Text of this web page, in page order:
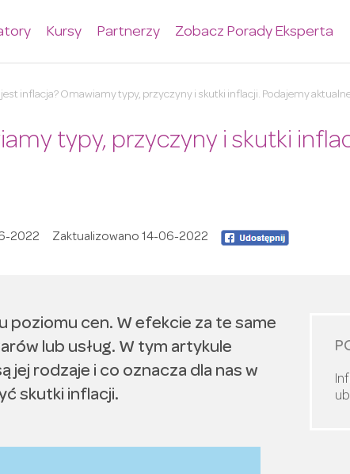
Kursy Partnerzy Zobacz Porady Eksperta
inflacja? Omawiamy typy, przyczyny i skutki inflacji. Podajemy
typy, przyczyny i skutki
2022 Zaktualizowano 14-06-2022
cen. W efekcie za te same
lub usług. W tym artykule
jej rodzaje i co oznacza dla nas w
skutki inflacji.